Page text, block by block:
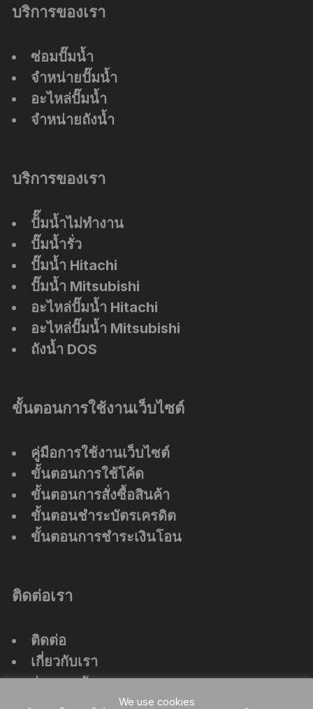
บริการของเรา
ซ่อมปั๊มน้ำ
จำหน่ายปั๊มน้ำ
อะไหล่ปั๊มน้ำ
จำหน่ายถังน้ำ
บริการของเรา
ปัั๊มน้ำไม่ทำงาน
ปั๊มน้ำรั่ว
ปั๊มน้ำ Hitachi
ปั๊มน้ำ Mitsubishi
อะไหล่ปั๊มน้ำ Hitachi
อะไหล่ปั๊มน้ำ Mitsubishi
ถังน้ำ DOS
ขั้นตอนการใช้งานเว็บไซต์
คู่มือการใช้งานเว็บไซต์
ขั้นตอนการใช้โค้ด
ขั้นตอนการสั่งซื้อสินค้า
ขั้นตอนชำระบัตรเครดิต
ขั้นตอนการชำระเงินโอน
ติดต่อเรา
ติดต่อ
เกี่ยวกับเรา
ร่วมงานกับเรา
ที่ตั้งสำนักงานใหญ่We use cookies